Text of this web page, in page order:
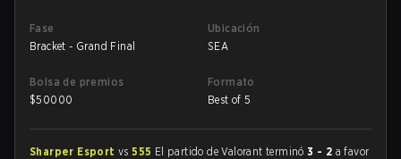
Fase
Bracket - Grand Final
Ubicación
SEA
Bolsa de premios
$50000
Formato
Best of 5
Sharper Esport vs555 El partido de Valorant terminó3 - 2 a favor